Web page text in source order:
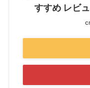
すすめ レビ